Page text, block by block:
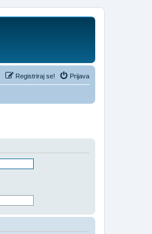
Prijava
Registriraj se!